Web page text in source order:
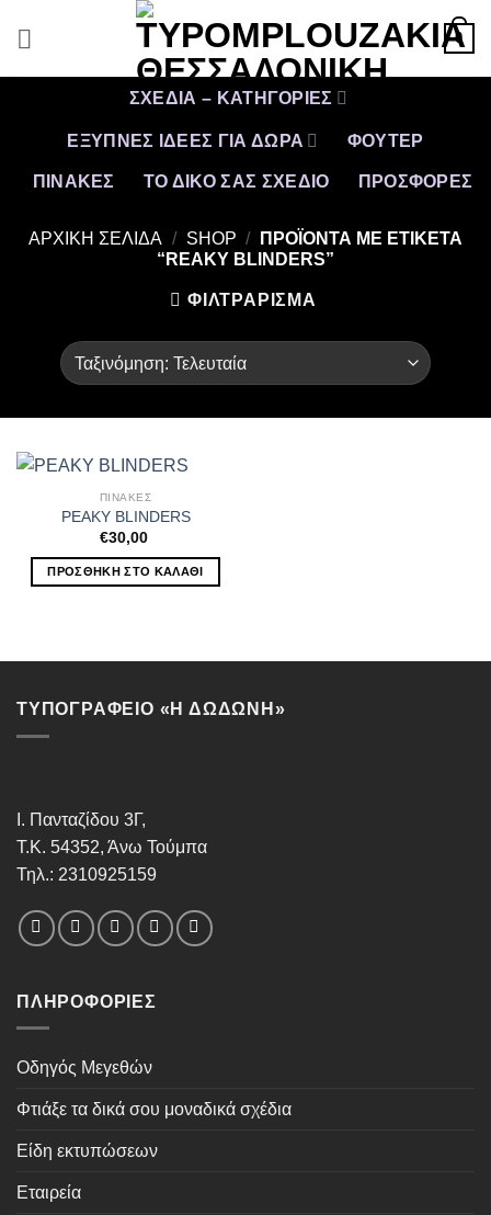
0
ΣΧΕΔΙΑ – ΚΑΤΗΓΟΡΙΕΣ
ΕΞΥΠΝΕΣ ΙΔΕΕΣ ΓΙΑ ΔΩΡΑ ΦΟΥΤΕΡ
ΠΙΝΑΚΕΣ ΤΟ ΔΙΚΟ ΣΑΣ ΣΧΕΔΙΟ ΠΡΟΣΦΟΡΈΣ
ΑΡΧΙΚΉ ΣΕΛΊΔΑ / SHOP /
ΠΡΟΪΌΝΤΑ ΜΕ ΕΤΙΚΈΤΑ
“REAKY BLINDERS”
ΦΙΛΤΡΆΡΙΣΜΑ
ΠΙΝΑΚΕΣ
PEAKY BLINDERS
€30,00
ΠΡΟΣΘΉΚΗ ΣΤΟ ΚΑΛΆΘΙ
ΤΥΠΟΓΡΑΦΕΙΟ «Η ΔΩΔΩΝΗ»
Ι. Πανταζίδου 3Γ,
Τ.Κ. 54352, Άνω Τούμπα
Τηλ.: 2310925159
ΠΛΗΡΟΦΟΡΊΕΣ
Οδηγός Μεγεθών
Φτιάξε τα δικά σου μοναδικά σχέδια
Είδη εκτυπώσεων
Εταιρεία